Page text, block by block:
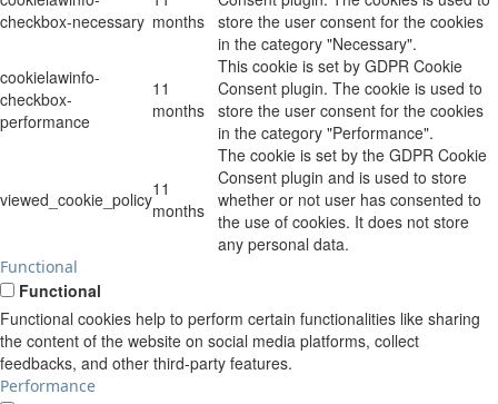
checkbox-necessary months store the user consent for the cookies
in the category "Necessary".
cookielawinfo-
checkbox-
performance
11
months
This cookie is set by GDPR Cookie
Consent plugin. The cookie is used to
store the user consent for the cookies
in the category "Performance".
viewed_cookie_policy11
months
The cookie is set by the GDPR Cookie
Consent plugin and is used to store
whether or not user has consented to
the use of cookies. It does not store
any personal data.
Functional
Functional
Functional cookies help to perform certain functionalities like sharing
the content of the website on social media platforms, collect
feedbacks, and other third-party features.
Performance